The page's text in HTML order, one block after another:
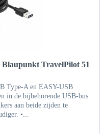
TravelPilot 51
Type-A en EASY-USB
in de bijbehorende USB-bus
aan beide zijden te
•...